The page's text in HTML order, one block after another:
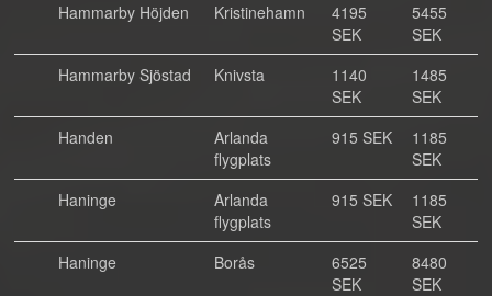
Hammarby Höjden
Kristinehamn
4195
SEK
5455
SEK
Hammarby Sjöstad
Knivsta
1140
SEK
1485
SEK
Handen
Arlanda
flygplats
915 SEK
1185
SEK
Haninge
Arlanda
flygplats
915 SEK
1185
SEK
Haninge
Borås
6525
SEK
8480
SEK